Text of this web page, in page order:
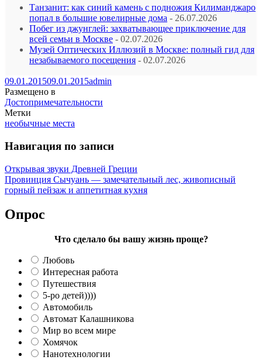
Танзанит: как синий камень с подножия Килиманджаро
попал в большие ювелирные дома - 26.07.2026
Побег из джунглей: захватывающее приключение для
всей семьи в Москве - 02.07.2026
Музей Оптических Иллюзий в Москве: полный гид для
незабываемого посещения - 02.07.2026
09.01.201509.01.2015admin
Размещено в
Достопримечательности
Метки
необычные места
Навигация по записи
Открывая звуки Древней Греции
Провинция Сычуань — замечательный лес, живописный
горный пейзаж и аппетитная кухня
Опрос
Что сделало бы вашу жизнь проще?
Любовь
Интересная работа
Путешествия
5-ро детей))))
Автомобиль
Автомат Калашникова
Мир во всем мире
Хомячок
Нанотехнологии